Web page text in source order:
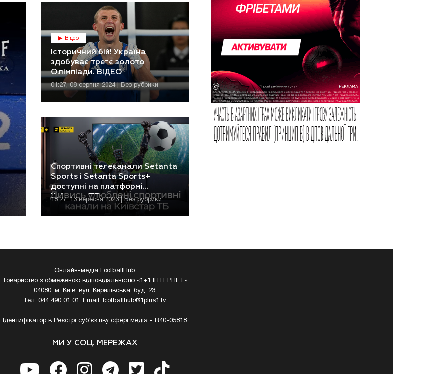
Відео
Історичний бій! Україна
здобуває третє золото
Олімпіади. ВІДЕО
01:27, 08 серпня 2024 | Без рубрики
Спортивні телеканали Setanta
Sports і Setanta Sports+
доступні на платформі
Київстар ТБ
18:27, 13 вересня 2023 | Без рубрики
Онлайн-медіа FootballHub
Товариство з обмеженою відповідальністю «1+1 ІНТЕРНЕТ»
04080, м. Київ, вул. Кирилівська, буд. 23
Тел. 044 490 01 01, Email:footballhub@1plus1.tv
Ідентифікатор в Реєстрі суб’єктіву сфері медіа - R40-05818
МИ У СОЦ. МЕРЕЖАХ